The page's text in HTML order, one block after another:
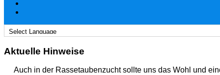
Aktuelle Hinweise
Auch in der Rassetaubenzucht sollte uns das Wohl und